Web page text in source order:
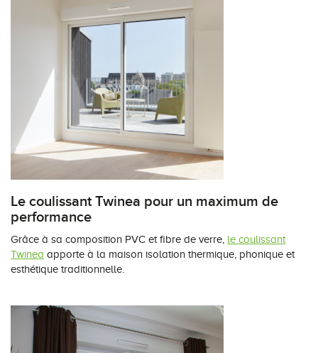
Le coulissant Twinea pour un maximum de
performance
Grâce à sa composition PVC et fibre de verre, le coulissant
Twinea apporte à la maison isolation thermique, phonique et
esthétique traditionnelle.